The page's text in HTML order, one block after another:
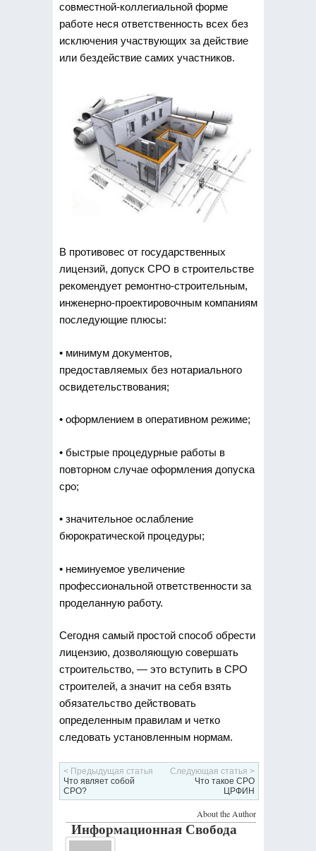
совместной-коллегиальной форме
работе неся ответственность всех без
исключения участвующих за действие
или бездействие самих участников.
В противовес от государственных
лицензий, допуск СРО в строительстве
рекомендует ремонтно-строительным,
инженерно-проектировочным компаниям
последующие плюсы:
• минимум документов,
предоставляемых без нотариального
освидетельствования;
• оформлением в оперативном режиме;
• быстрые процедурные работы в
повторном случае оформления допуска
сро;
• значительное ослабление
бюрократической процедуры;
• неминуемое увеличение
профессиональной ответственности за
проделанную работу.
Сегодня самый простой способ обрести
лицензию, дозволяющую совершать
строительство, — это вступить в СРО
строителей, а значит на себя взять
обязательство действовать
определенным правилам и четко
следовать установленным нормам.
< Предыдущая статья
Что являет собой
СРО?
Следующая статья >
Что такое СРО
ЦРФИН
About the Author
Информационная Свобода